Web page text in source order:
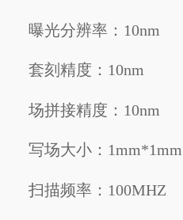
曝光分辨率：10nm
套刻精度：10nm
场拼接精度：10nm
写场大小：1mm*1mm
扫描频率：100MHZ